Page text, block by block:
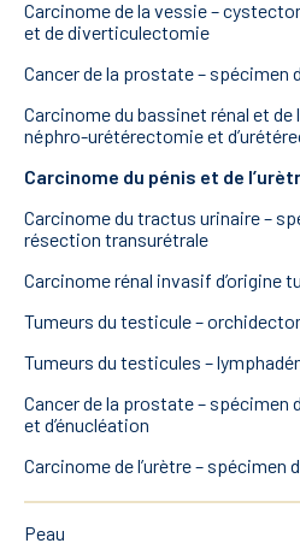
Carcinome de la vessie –
et de diverticulectomie
Cancer de la prostate –
Carcinome du bassinet rénal et de
néphro-urétérectomie et
Carcinome du pénis et de
Carcinome du tractus urinaire –
résection transurétrale
Carcinome rénal invasif d’origine
Tumeurs du testicule –
Tumeurs du testicules –
Cancer de la prostate –
et d’énucléation
Carcinome de l’urètre – spécimen
Peau